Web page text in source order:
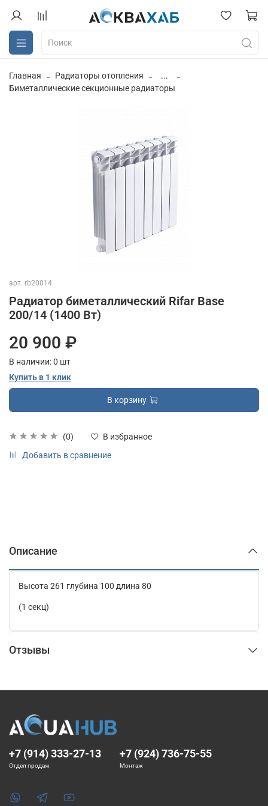
Главная Радиаторы отопления
...
Биметаллические секционные радиаторы
арт. rb20014
Радиатор биметаллический Rifar Base
200/14 (1400 Вт)
(0)
В избранное
Добавить в сравнение
20 900 ₽
В наличии:0 шт
Купить в 1 клик
В корзину
Описание
Высота 261 глубина 100 длина 80
(1 секц)
Отзывы
+7 (914) 333-27-13
Отдел продаж
+7 (924) 736-75-55
Монтаж